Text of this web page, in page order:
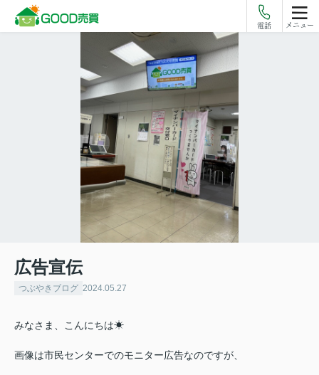
電話 メニュー
広告宣伝
つぶやきブログ 2024.05.27
みなさま、こんにちは☀
画像は市民センターでのモニター広告なのですが、